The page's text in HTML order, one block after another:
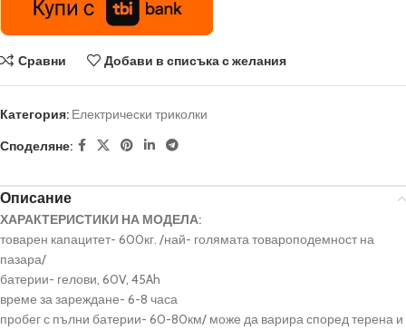
Сравни Добави в списъка с желания
Категория: Електрически триколки
Споделяне:
Описание
ХАРАКТЕРИСТИКИ НА МОДЕЛА:
товарен капацитет- 600кг. /най- голямата товароподемност на
пазара/
батерии- гелови, 60V, 45Ah
време за зареждане- 6-8 часа
пробег с пълни батерии- 60-80км/ може да варира според терена и